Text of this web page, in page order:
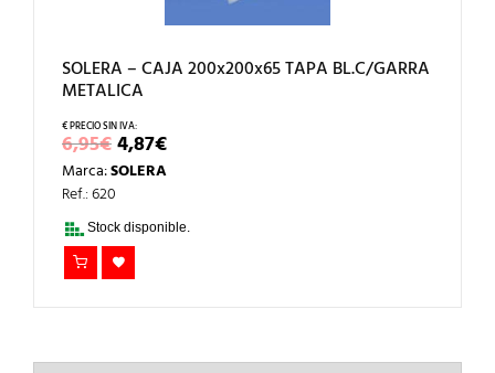
SOLERA – CAJA 200x200x65 TAPA BL.C/GARRA
METALICA
6,95€EL
PRECIO
ORIGINAL
6,95€.
4,87€EL
PRECIO
ACTUAL
4,87€.
Marca:SOLERA
Ref.: 620
Stock disponible.